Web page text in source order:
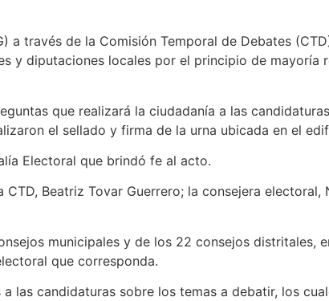
a través de la Comisión Temporal de Debates
y diputaciones locales por el principio de
que realizará la ciudadanía a las
el sellado y firma de la urna ubicada en el
Electoral que brindó fe al acto.
Beatriz Tovar Guerrero; la consejera
municipales y de los 22 consejos
que corresponda.
las candidaturas sobre los temas a debatir, los